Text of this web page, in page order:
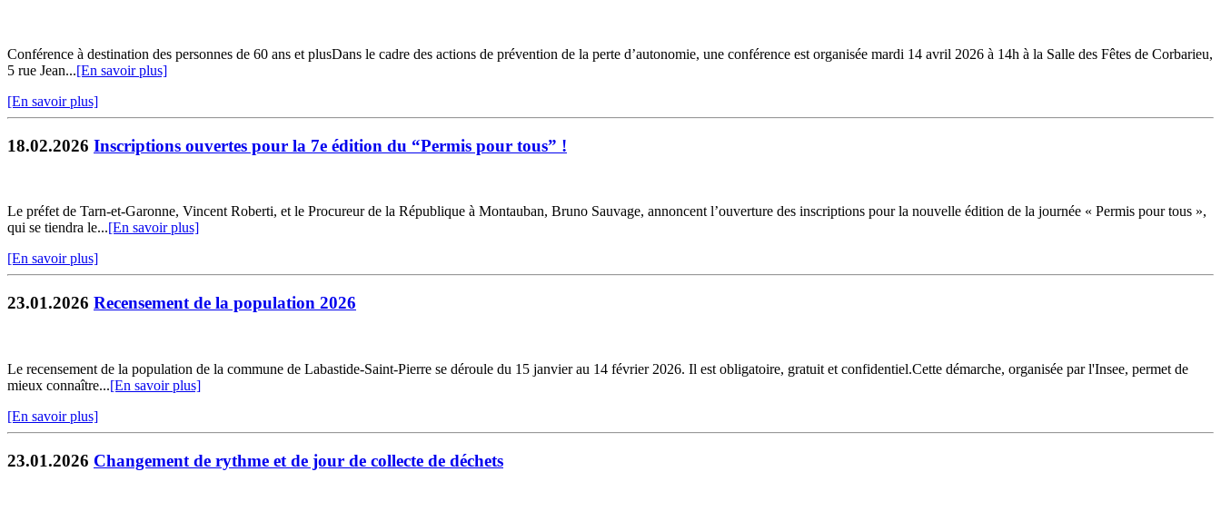
Conférence à destination des personnes de 60 ans et plusDans le cadre des actions de prévention de la perte d’autonomie, une conférence est organisée mardi 14 avril 2026 à 14h à la Salle des Fêtes de Corbarieu,
5 rue Jean...[En savoir plus]
[En savoir plus]
18.02.2026 Inscriptions ouvertes pour la 7e édition du “Permis pour tous” !
Le préfet de Tarn-et-Garonne, Vincent Roberti, et le Procureur de la République à Montauban, Bruno Sauvage, annoncent l’ouverture des inscriptions pour la nouvelle édition de la journée « Permis pour tous »,
qui se tiendra le...[En savoir plus]
[En savoir plus]
23.01.2026 Recensement de la population 2026
Le recensement de la population de la commune de Labastide-Saint-Pierre se déroule du 15 janvier au 14 février 2026. Il est obligatoire, gratuit et confidentiel.Cette démarche, organisée par l'Insee, permet de
mieux connaître...[En savoir plus]
[En savoir plus]
23.01.2026 Changement de rythme et de jour de collecte de déchets